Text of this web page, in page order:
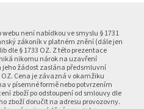
není nabídkou ve smyslu § 1731
zákoník v platném znění (dále jen
dle § 1733 OZ. Z této prezentace
nikomu nárok na uzavření
žádost zaslána předsmluvní
Cena je závazná v okamžiku
v písemné formě nebo potvrzením
zboží po odstoupení od smlouvy dle
zboží doručit na adresu provozovny.